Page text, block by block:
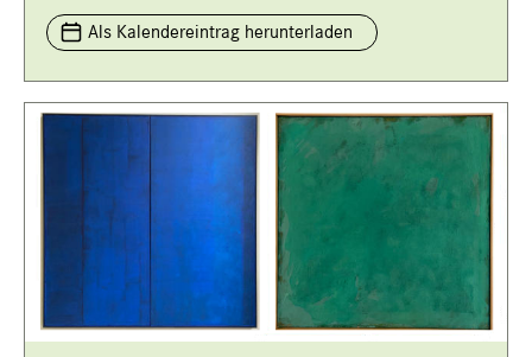
Als Kalendereintrag herunterladen